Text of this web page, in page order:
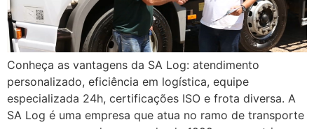
Conheça as vantagens da SA Log: atendimento
personalizado, eficiência em logística, equipe
especializada 24h, certificações ISO e frota diversa. A
SA Log é uma empresa que atua no ramo de transporte